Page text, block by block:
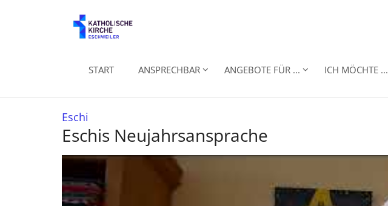
START ANSPRECHBAR ANGEBOTE FÜR ... ICH MÖCHTE ...
Eschi
Eschis Neujahrsansprache